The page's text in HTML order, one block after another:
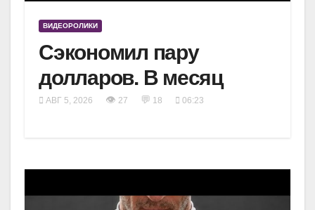
ВИДЕОРОЛИКИ
Сэкономил пару
долларов. В месяц
АВГ 5, 2026 👁 27 💬 18 06:23